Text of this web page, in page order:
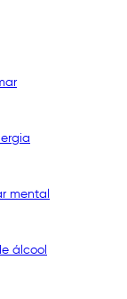
mental
álcool